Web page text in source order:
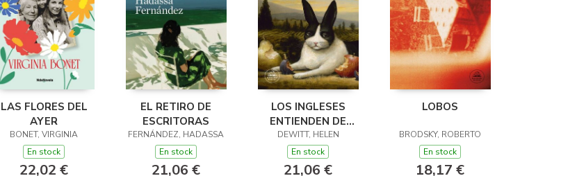
LAS FLORES DEL
AYER
BONET, VIRGINIA
En stock
22,02 €
EL RETIRO DE
ESCRITORAS
FERNÁNDEZ, HADASSA
En stock
21,06 €
LOS INGLESES
ENTIENDEN DE
LANA (Y OTROS
TRUCOS)
DEWITT, HELEN
En stock
21,06 €
LOBOS
BRODSKY, ROBERTO
En stock
18,17 €